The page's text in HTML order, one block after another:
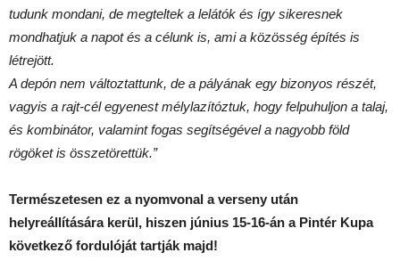
tudunk mondani, de megteltek a lelátók és így sikeresnek
mondhatjuk a napot és a célunk is, ami a közösség építés is
létrejött.
A depón nem változtattunk, de a pályának egy bizonyos részét,
vagyis a rajt-cél egyenest mélylazítóztuk, hogy felpuhuljon a talaj,
és kombinátor, valamint fogas segítségével a nagyobb föld
rögöket is összetörettük.”
Természetesen ez a nyomvonal a verseny után
helyreállítására kerül, hiszen június 15-16-án a Pintér Kupa
következő fordulóját tartják majd!